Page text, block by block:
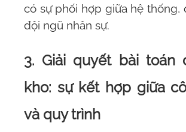
có sự phối hợp giữa hệ thống,
đội ngũ nhân sự.
3. Giải quyết bài toán
kho: sự kết hợp giữa
và quy trình